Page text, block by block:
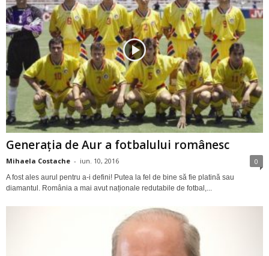
Generația de Aur a fotbalului românesc
Mihaela Costache - iun. 10, 2016 0
A fost ales aurul pentru a-i defini! Putea la fel de bine să fie platină sau
diamantul. România a mai avut naționale redutabile de fotbal,...